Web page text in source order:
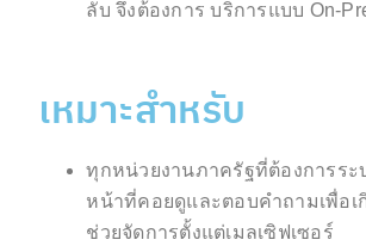
ลับ จึงต้องการบริการแบบ On-
เหมาะสำหรับ
ทุกหน่วยงานภาครัฐที่ต้องการระ
หน้าที่คอยดูและตอบคำถามเพื่อ
ช่วยจัดการตั้งแต่เมลเซิฟเซอร์